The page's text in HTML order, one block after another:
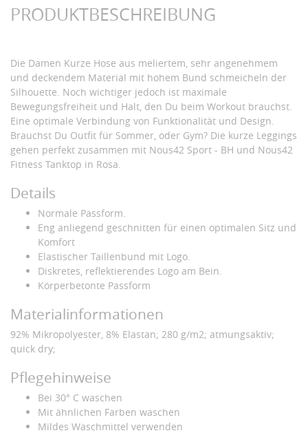
PRODUKTBESCHREIBUNG
Die Damen Kurze Hose aus meliertem, sehr angenehmem
und deckendem Material mit hohem Bund schmeicheln der
Silhouette. Noch wichtiger jedoch ist maximale
Bewegungsfreiheit und Halt, den Du beim Workout brauchst.
Eine optimale Verbindung von Funktionalität und Design.
Brauchst Du Outfit für Sommer, oder Gym? Die kurze Leggings
gehen perfekt zusammen mit Nous42 Sport - BH und Nous42
Fitness Tanktop in Rosa.
Details
Normale Passform.
Eng anliegend geschnitten für einen optimalen Sitz und
Komfort
Elastischer Taillenbund mit Logo.
Diskretes, reflektierendes Logo am Bein.
Körperbetonte Passform
Materialinformationen
92% Mikropolyester, 8% Elastan; 280 g/m2; atmungsaktiv;
quick dry;
Pflegehinweise
Bei 30° C waschen
Mit ähnlichen Farben waschen
Mildes Waschmittel verwenden